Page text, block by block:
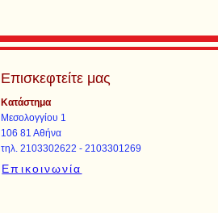
Επισκεφτείτε μας
Κατάστημα
Μεσολογγίου 1
106 81 Αθήνα
τηλ. 2103302622 - 2103301269
Επικοινωνία